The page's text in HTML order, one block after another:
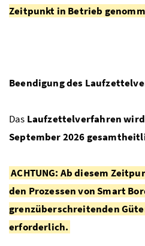
Zeitpunkt in Betrieb
Beendigung des
Das Laufzettelverfahren
September 2026
ACHTUNG: Ab diesem
den Prozessen von Smart
grenzüberschreitenden
erforderlich.